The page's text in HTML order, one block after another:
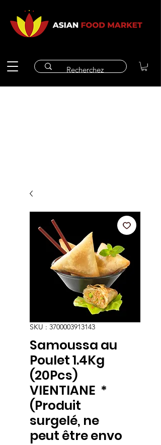
SKU : 3700003913143
Samoussa au
Poulet 1.4Kg
(20Pcs)
VIENTIANE *
(Produit
surgelé, ne
peut être envo